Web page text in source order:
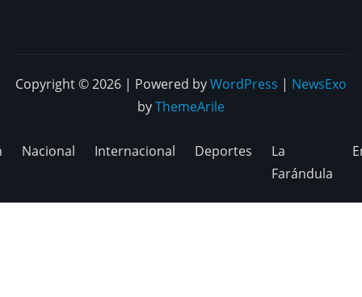
Copyright © 2026 | Powered byWordPress | NewsExo
byThemeArile
Nacional Internacional Deportes
La
Farándula